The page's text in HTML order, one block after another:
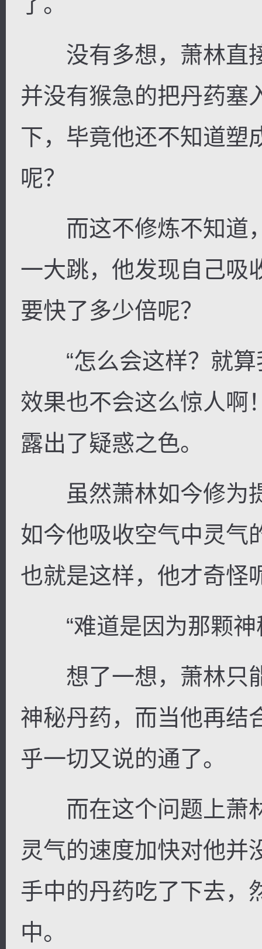
没有多想，萧林直
并没有猴急的把丹药塞
下，毕竟他还不知道塑
呢？
而这不修炼不知道
一大跳，他发现自己吸
要快了多少倍呢？
“怎么会这样？就算
效果也不会这么惊人啊
露出了疑惑之色。
虽然萧林如今修为
如今他吸收空气中灵气
也就是这样，他才奇怪
“难道是因为那颗神
想了一想，萧林只
神秘丹药，而当他再结
乎一切又说的通了。
而在这个问题上萧
灵气的速度加快对他并
手中的丹药吃了下去，
中。